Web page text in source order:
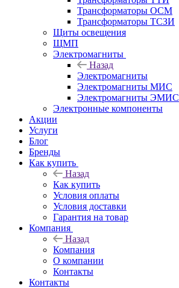
Трансформаторы ОСМ
Трансформаторы ТСЗИ
Щиты освещения
ЩМП
Электромагниты
Назад
Электромагниты
Электромагниты МИС
Электромагниты ЭМИС
Электронные компоненты
Акции
Услуги
Блог
Бренды
Как купить
Назад
Как купить
Условия оплаты
Условия доставки
Гарантия на товар
Компания
Назад
Компания
О компании
Контакты
Контакты